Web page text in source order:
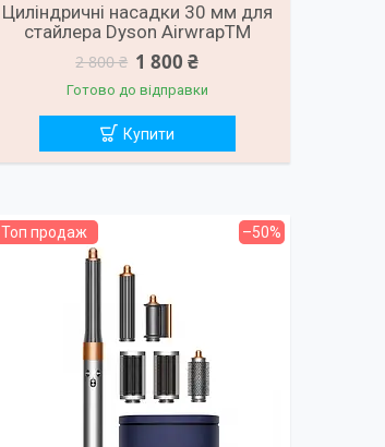
Циліндричні насадки 30 мм для
стайлера Dyson AirwrapTM
2 800 ₴ 1 800 ₴
Готово до відправки
Купити
Топ продаж –50%